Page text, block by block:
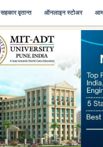
सहकार वृतान्त ऑनलाइन स्टोअर